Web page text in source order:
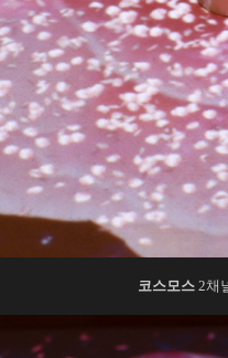
코스모스 2채